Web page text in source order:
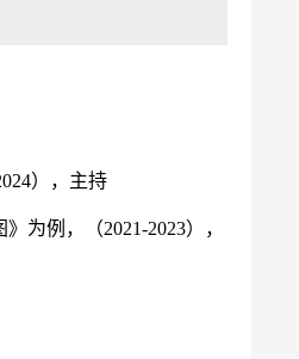
），主持
为例，（2021-2023），